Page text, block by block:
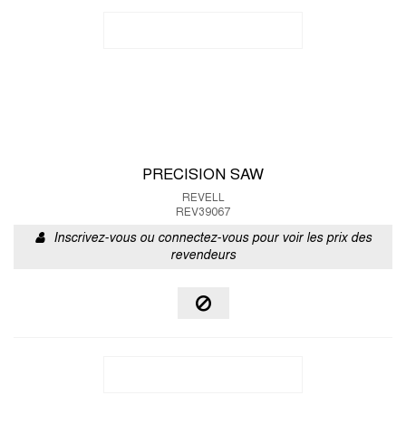
PRECISION SAW
REVELL
REV39067
Inscrivez-vous ou connectez-vous pour voir les prix des
revendeurs